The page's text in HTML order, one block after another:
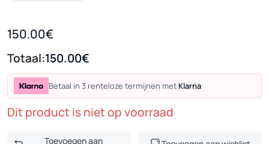
150.00€
Totaal:150.00€
Betaal in 3 renteloze termijnen met Klarna
Dit product is niet op voorraad
Toevoegen aan